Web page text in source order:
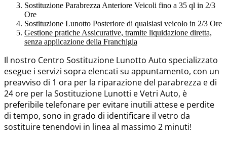
Sostituzione Parabrezza Anteriore Veicoli fino a 35 ql in 2/3
Ore
Sostituzione Lunotto Posteriore di qualsiasi veicolo in 2/3 Ore
Gestione pratiche Assicurative, tramite liquidazione diretta,
senza applicazione della Franchigia
Il nostro Centro Sostituzione Lunotto Auto specializzato
esegue i servizi sopra elencati su appuntamento, con un
preavviso di 1 ora per la riparazione del parabrezza e di
24 ore per la Sostituzione Lunotti e Vetri Auto, è
preferibile telefonare per evitare inutili attese e perdite
di tempo, sono in grado di identificare il vetro da
sostituire tenendovi in linea al massimo 2 minuti!